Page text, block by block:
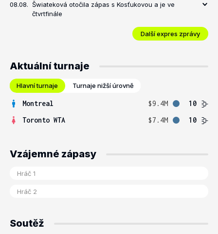
08.08. Šwiateková otočila zápas s Kosťukovou a je ve
čtvrtfinále
Další expres zprávy
Aktuální turnaje
Hlavní turnaje Turnaje nižší úrovně
Montreal $9.4M
10
Toronto WTA
$7.4M 10
Vzájemné zápasy
Soutěž